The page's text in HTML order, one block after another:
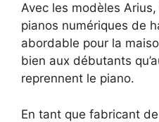
Avec les modèles
pianos numériques de
abordable pour la
bien aux débutants
reprennent le piano.
En tant que fabricant